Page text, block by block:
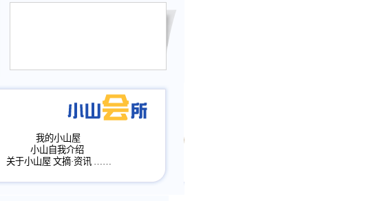
我的小山屋
小山自我介绍
关于小山屋 文摘·资讯 ……